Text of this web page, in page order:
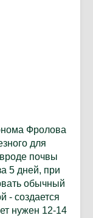
Фролова
для
почвы
5 дней, при
обычный
- создается
нужен 12-14